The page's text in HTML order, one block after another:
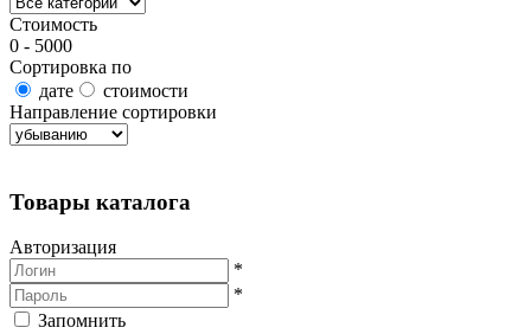
Стоимость
0 - 5000
Сортировка по
дате
стоимости
Направление сортировки
Товары каталога
Авторизация
*
*
Запомнить